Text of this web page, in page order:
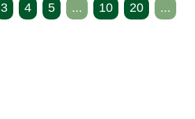
3 4 5 ... 10 20 ...